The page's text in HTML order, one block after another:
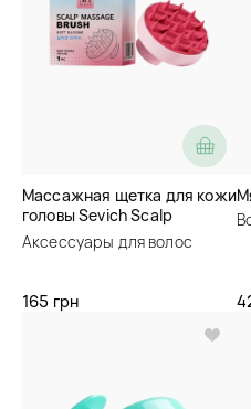
Массажная щетка для кожи
головы Sevich Scalp
Massage Brush
Аксессуары для волос
165 грн